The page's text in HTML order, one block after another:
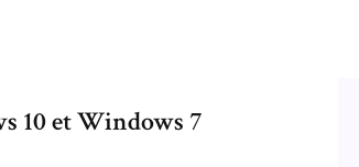
10 et Windows 7